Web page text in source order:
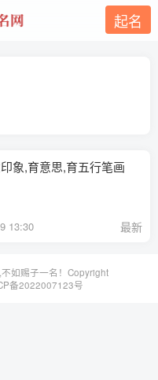
起名
象,育意思,育五行笔画
13:30 最新
如赐子一名！Copyright
备2022007123号